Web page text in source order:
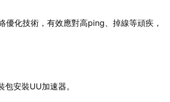
優化技術，有效應對高ping、掉線等頑疾，
安裝UU加速器。